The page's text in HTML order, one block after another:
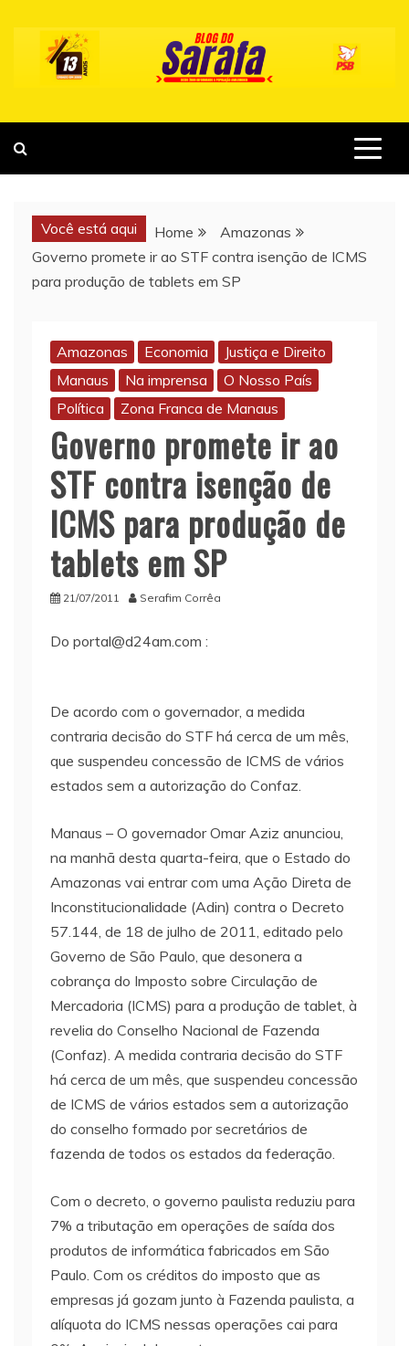
content
Você está aqui Home
Amazonas
Governo promete ir ao STF contra isenção de ICMS
para produção de tablets em SP
Amazonas Economia
Justiça e Direito
Manaus
Na imprensa
O Nosso País
Política
Zona Franca de Manaus
Governo promete ir ao
STF contra isenção de
ICMS para produção de
tablets em SP
21/07/2011 Serafim Corrêa
Do portal@d24am.com :
De acordo com o governador, a medida
contraria decisão do STF há cerca de um mês,
que suspendeu concessão de ICMS de vários
estados sem a autorização do Confaz.
Manaus – O governador Omar Aziz anunciou,
na manhã desta quarta-feira, que o Estado do
Amazonas vai entrar com uma Ação Direta de
Inconstitucionalidade (Adin) contra o Decreto
57.144, de 18 de julho de 2011, editado pelo
Governo de São Paulo, que desonera a
cobrança do Imposto sobre Circulação de
Mercadoria (ICMS) para a produção de tablet, à
revelia do Conselho Nacional de Fazenda
(Confaz). A medida contraria decisão do STF
há cerca de um mês, que suspendeu concessão
de ICMS de vários estados sem a autorização
do conselho formado por secretários de
fazenda de todos os estados da federação.
Com o decreto, o governo paulista reduziu para
7% a tributação em operações de saída dos
produtos de informática fabricados em São
Paulo. Com os créditos do imposto que as
empresas já gozam junto à Fazenda paulista, a
alíquota do ICMS nessas operações cai para